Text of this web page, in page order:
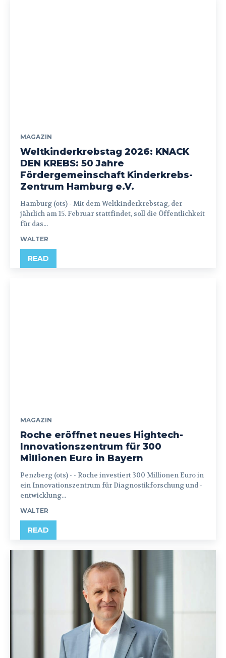
MAGAZIN
Weltkinderkrebstag 2026: KNACK
DEN KREBS: 50 Jahre
Fördergemeinschaft Kinderkrebs-
Zentrum Hamburg e.V.
Hamburg (ots) - Mit dem Weltkinderkrebstag, der
jährlich am 15. Februar stattfindet, soll die Öffentlichkeit
für das...
WALTER
READ
MAGAZIN
Roche eröffnet neues Hightech-
Innovationszentrum für 300
Millionen Euro in Bayern
Penzberg (ots) - - Roche investiert 300 Millionen Euro in
ein Innovationszentrum für Diagnostikforschung und -
entwicklung...
WALTER
READ